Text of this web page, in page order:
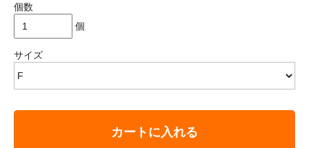
個数
個
サイズ
カートに入れる